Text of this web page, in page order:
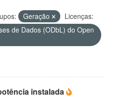
Geração
Licenças:
de Dados (ODbL) do Open
instalada